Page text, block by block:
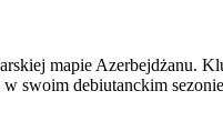
mapie Azerbejdżanu.
swoim debiutanckim